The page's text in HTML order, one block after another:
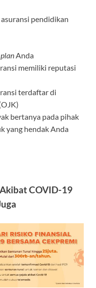
pendidikan
Anda
memiliki reputasi
terdaftar di
bertanya pada pihak
yang hendak Anda
COVID-19